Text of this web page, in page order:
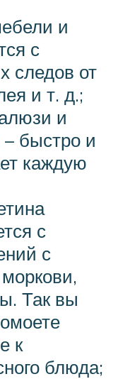
и
с
следов от
и т. д.;
и
быстро и
каждую
с
с
Так вы
к
блюда;